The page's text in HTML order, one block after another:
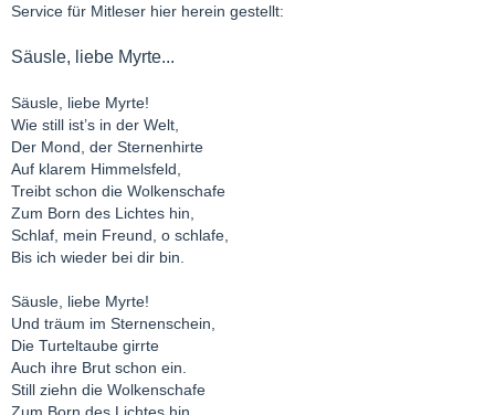
Service für Mitleser hier herein gestellt:
Säusle, liebe Myrte...
Säusle, liebe Myrte!
Wie still ist’s in der Welt,
Der Mond, der Sternenhirte
Auf klarem Himmelsfeld,
Treibt schon die Wolkenschafe
Zum Born des Lichtes hin,
Schlaf, mein Freund, o schlafe,
Bis ich wieder bei dir bin.
Säusle, liebe Myrte!
Und träum im Sternenschein,
Die Turteltaube girrte
Auch ihre Brut schon ein.
Still ziehn die Wolkenschafe